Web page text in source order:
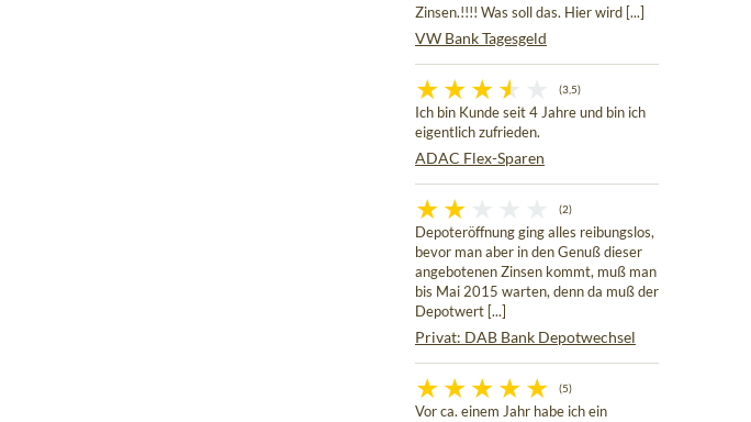
Zinsen.!!!! Was soll das. Hier wird [...]
VW Bank Tagesgeld
(3,5)
Ich bin Kunde seit 4 Jahre und bin ich
eigentlich zufrieden.
ADAC Flex-Sparen
(2)
Depoteröffnung ging alles reibungslos,
bevor man aber in den Genuß dieser
angebotenen Zinsen kommt, muß man
bis Mai 2015 warten, denn da muß der
Depotwert [...]
Privat: DAB Bank Depotwechsel
(5)
Vor ca. einem Jahr habe ich ein